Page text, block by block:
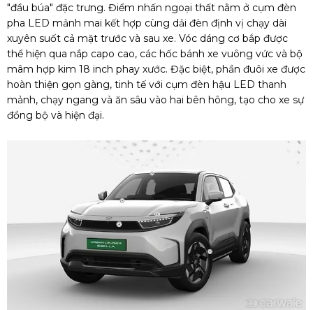
"đầu búa" đặc trưng. Điểm nhấn ngoại thất nằm ở cụm đèn
pha LED mảnh mai kết hợp cùng dải đèn định vị chạy dài
xuyên suốt cả mặt trước và sau xe. Vóc dáng cơ bắp được
thể hiện qua nắp capo cao, các hốc bánh xe vuông vức và bộ
mâm hợp kim 18 inch phay xước. Đặc biệt, phần đuôi xe được
hoàn thiện gọn gàng, tinh tế với cụm đèn hậu LED thanh
mảnh, chạy ngang và ăn sâu vào hai bên hông, tạo cho xe sự
đồng bộ và hiện đại.